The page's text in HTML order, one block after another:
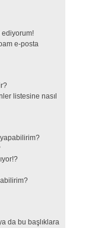
ediyorum!
e-posta
listesine nasıl
da bu başlıklara